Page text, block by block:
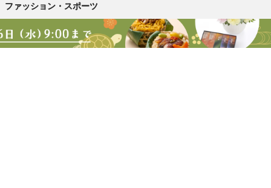
ファッション・スポーツ